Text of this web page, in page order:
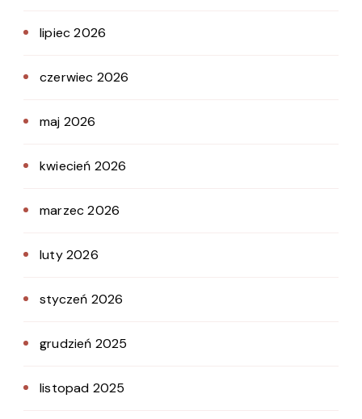
lipiec 2026
czerwiec 2026
maj 2026
kwiecień 2026
marzec 2026
luty 2026
styczeń 2026
grudzień 2025
listopad 2025